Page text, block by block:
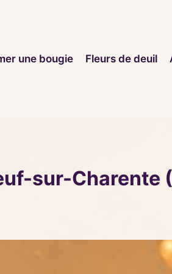
une bougie Fleurs de deuil
sur-Charente